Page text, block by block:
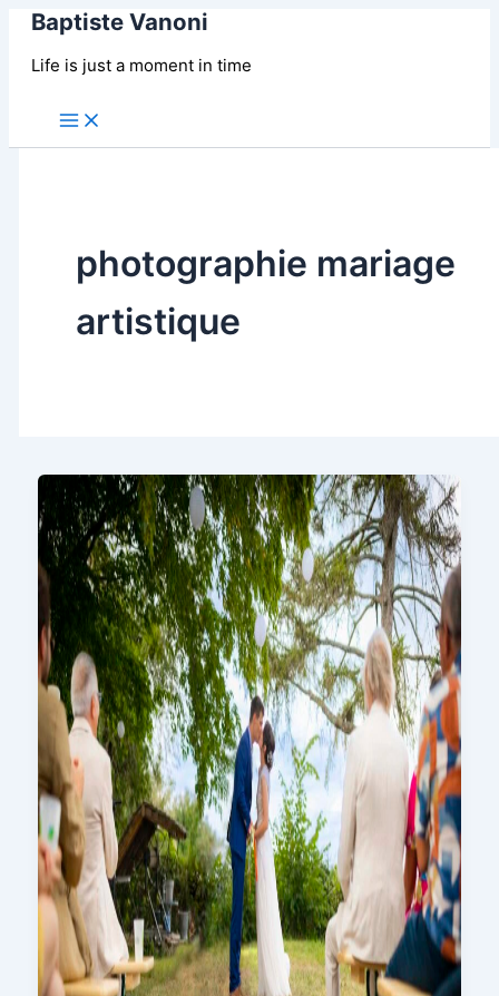
AllerBaptiste Vanoni
Life is just a moment in time
Main
photographie mariage
artistique